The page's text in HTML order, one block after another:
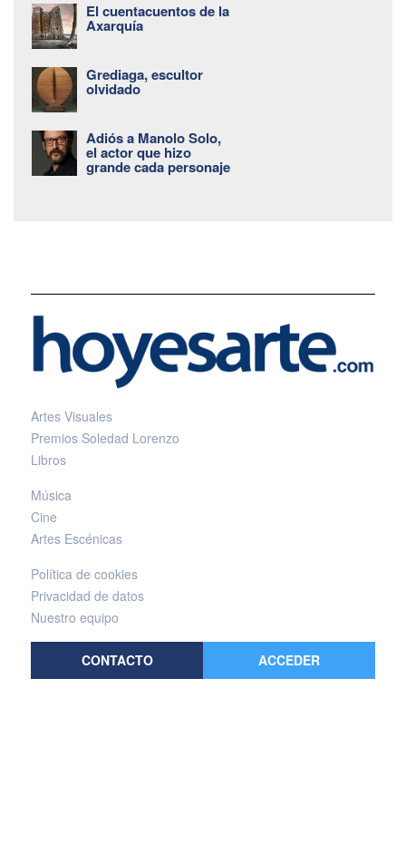
El cuentacuentos de la
Axarquía
Grediaga, escultor
olvidado
Adiós a Manolo Solo,
el actor que hizo
grande cada personaje
Artes Visuales
Premios Soledad Lorenzo
Libros
Música
Cine
Artes Escénicas
Política de cookies
Privacidad de datos
Nuestro equipo
CONTACTO ACCEDER